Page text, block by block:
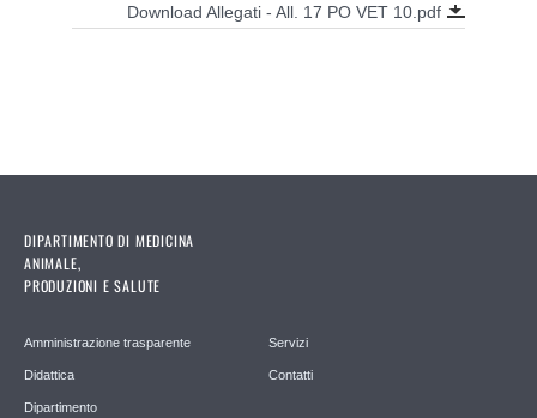
Download Allegati - All. 17 PO VET 10.pdf
DIPARTIMENTO DI MEDICINA
ANIMALE,
PRODUZIONI E SALUTE
Amministrazione trasparente
Didattica
Dipartimento
Servizi
Contatti